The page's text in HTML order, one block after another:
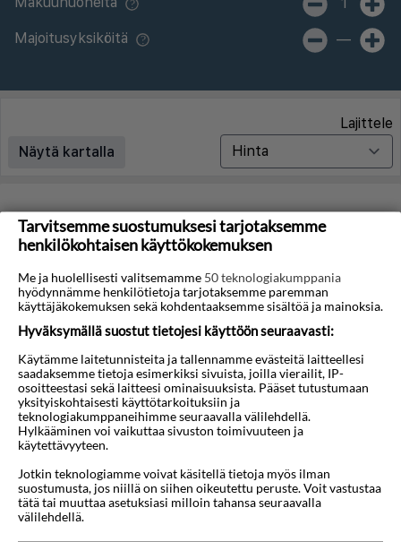
Majoitusyksiköitä —
Näytä kartalla
Lajittele
Matkoja ei löytynyt
Voit saada lisää tuloksia poistamalla alla olevat
Mihin 1 sijainti
Mistä 1 sijainti
Alin tähtiluokitus 3 tähteä
Tarvitsemme suostumuksesi tarjotaksemme
henkilökohtaisen käyttökokemuksen
Me ja huolellisesti valitsemamme 50 teknologiakumppania
hyödynnämme henkilötietoja tarjotaksemme paremman
käyttäjäkokemuksen sekä kohdentaaksemme sisältöä ja mainoksia.
Hyväksymällä suostut tietojesi käyttöön seuraavasti:
Käytämme laitetunnisteita ja tallennamme evästeitä laitteellesi
saadaksemme tietoja esimerkiksi sivuista, joilla vierailit, IP-
osoitteestasi sekä laitteesi ominaisuuksista. Pääset tutustumaan
yksityiskohtaisesti käyttötarkoituksiin ja
teknologiakumppaneihimme seuraavalla välilehdellä.
Hylkääminen voi vaikuttaa sivuston toimivuuteen ja
käytettävyyteen.
Jotkin teknologiamme voivat käsitellä tietoja myös ilman
suostumusta, jos niillä on siihen oikeutettu peruste. Voit vastustaa
tätä tai muuttaa asetuksiasi milloin tahansa seuraavalla
välilehdellä.